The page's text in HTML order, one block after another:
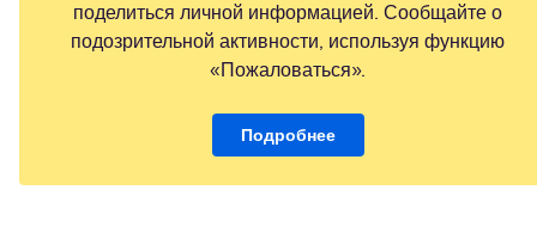
поделиться личной информацией. Сообщайте о
подозрительной активности, используя функцию
«Пожаловаться».
Подробнее